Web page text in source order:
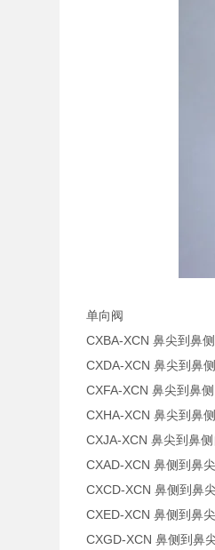
单向阀
CXBA-XCN 鼻尖到鼻
CXDA-XCN 鼻尖到鼻
CXFA-XCN 鼻尖到鼻
CXHA-XCN 鼻尖到鼻
CXJA-XCN 鼻尖到鼻
CXAD-XCN 鼻侧到鼻
CXCD-XCN 鼻侧到鼻
CXED-XCN 鼻侧到鼻
CXGD-XCN 鼻侧到鼻